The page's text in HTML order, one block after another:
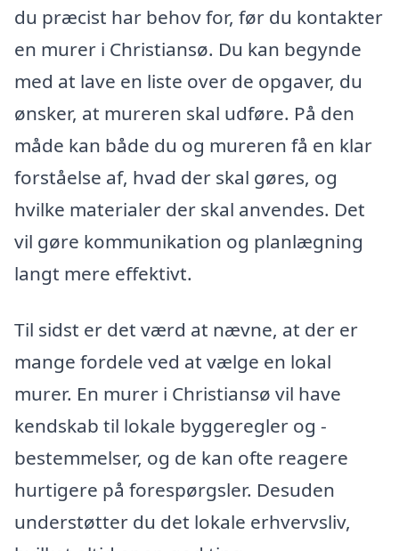
du præcist har behov for, før du kontakter
en murer i Christiansø. Du kan begynde
med at lave en liste over de opgaver, du
ønsker, at mureren skal udføre. På den
måde kan både du og mureren få en klar
forståelse af, hvad der skal gøres, og
hvilke materialer der skal anvendes. Det
vil gøre kommunikation og planlægning
langt mere effektivt.
Til sidst er det værd at nævne, at der er
mange fordele ved at vælge en lokal
murer. En murer i Christiansø vil have
kendskab til lokale byggeregler og -
bestemmelser, og de kan ofte reagere
hurtigere på forespørgsler. Desuden
understøtter du det lokale erhvervsliv,